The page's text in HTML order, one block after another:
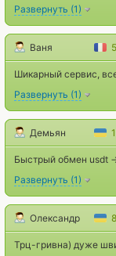
Развернуть (1)
Ваня
Шикарный сервис,
Развернуть (1)
Демьян
Быстрый обмен usdt
Развернуть (1)
Олександр
Трц-гривна) дуже